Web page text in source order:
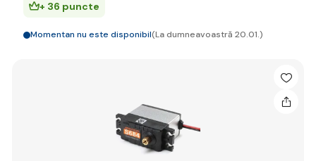
+ 36 puncte
Momentan nu este disponibil(La dumneavoastră 20.01.)